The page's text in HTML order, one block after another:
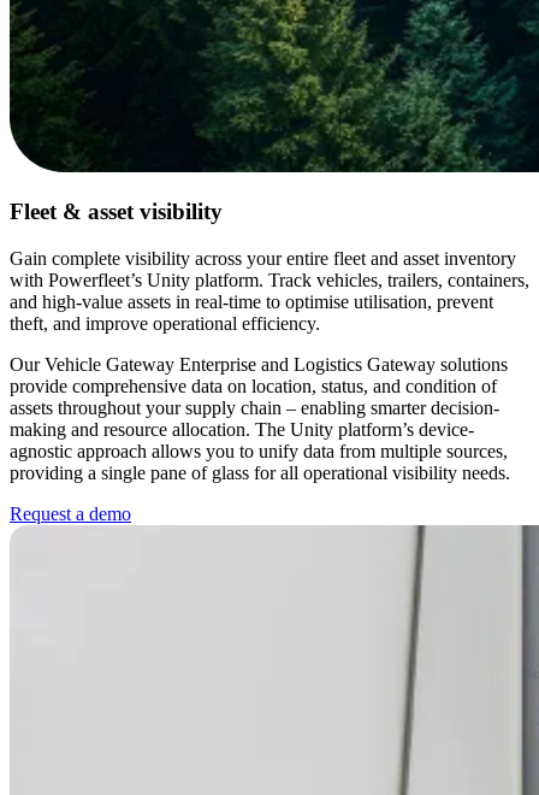
Fleet & asset visibility
Gain complete visibility across your entire fleet and asset inventory
with Powerfleet’s Unity platform. Track vehicles, trailers, containers,
and high-value assets in real-time to optimise utilisation, prevent
theft, and improve operational efficiency.
Our Vehicle Gateway Enterprise and Logistics Gateway solutions
provide comprehensive data on location, status, and condition of
assets throughout your supply chain – enabling smarter decision-
making and resource allocation. The Unity platform’s device-
agnostic approach allows you to unify data from multiple sources,
providing a single pane of glass for all operational visibility needs.
Request a demo